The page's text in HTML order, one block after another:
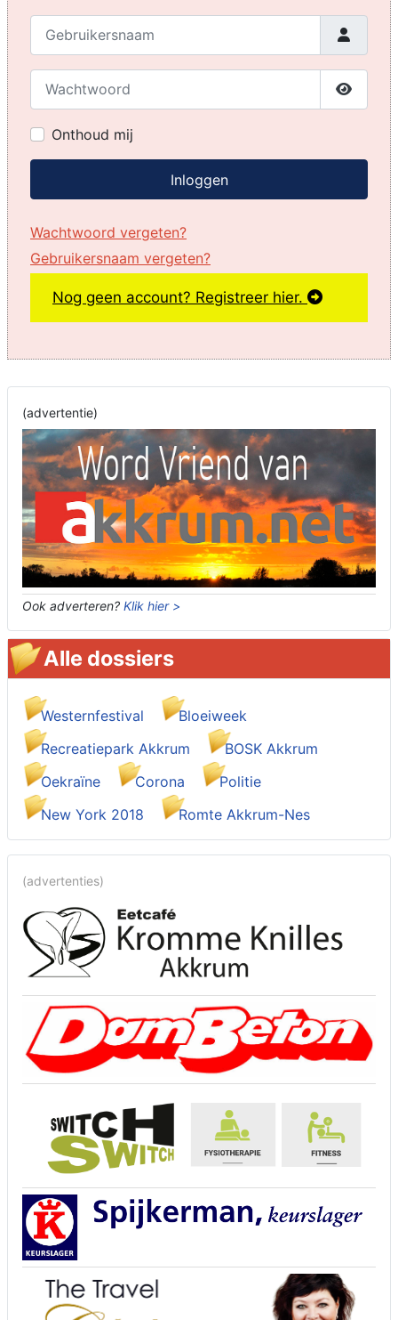
Toon
Onthoud mij
Inloggen
Wachtwoord vergeten?
Gebruikersnaam vergeten?
Nog geen account? Registreer hier.
(advertentie)
Ook adverteren? Klik hier >
Alle dossiers
Westernfestival
Bloeiweek
Recreatiepark Akkrum
BOSK Akkrum
Oekraïne
Corona
Politie
New York 2018
Romte Akkrum-Nes
(advertenties)